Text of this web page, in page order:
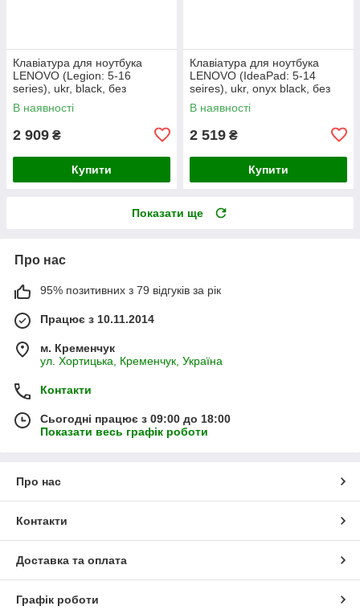
Клавіатура для ноутбука
LENOVO (Legion: 5-16
series), ukr, black, без
фрейма, підсвічування
клавіш
В наявності
2 909 ₴
Купити
Клавіатура для ноутбука
LENOVO (IdeaPad: 5-14
seires), ukr, onyx black, без
фрейму, підсвічування клавіш
(copilot)
В наявності
2 519 ₴
Купити
Показати ще
Про нас
95% позитивних з 79 відгуків за рік
Працює з 10.11.2014
м. Кременчук
ул. Хортицька, Кременчук, Україна
Контакти
Сьогодні працює з 09:00 до 18:00
Показати весь графік роботи
Про нас
Контакти
Доставка та оплата
Графік роботи